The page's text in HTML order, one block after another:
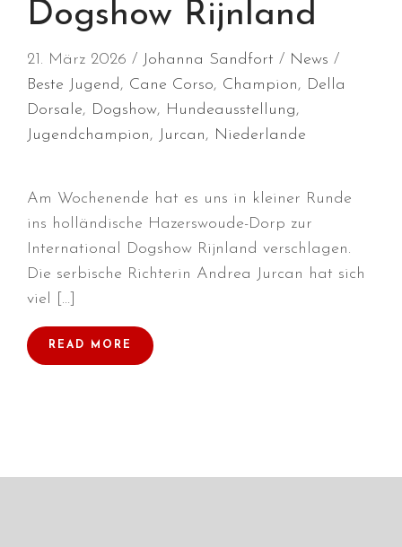
Kontakt
in Hallbergmoos (D)!
Voller Erfolg in Arnhem (NL)!
Dogshow Rijnland
21. März 2026 Johanna Sandfort
News
Beste Jugend, Cane Corso, Champion, Della
Dorsale, Dogshow, Hundeausstellung,
Jugendchampion, Jurcan, Niederlande
Am Wochenende hat es uns in kleiner Runde
ins holländische Hazerswoude-Dorp zur
International Dogshow Rijnland verschlagen.
Die serbische Richterin Andrea Jurcan hat sich
viel […]
READ MORE